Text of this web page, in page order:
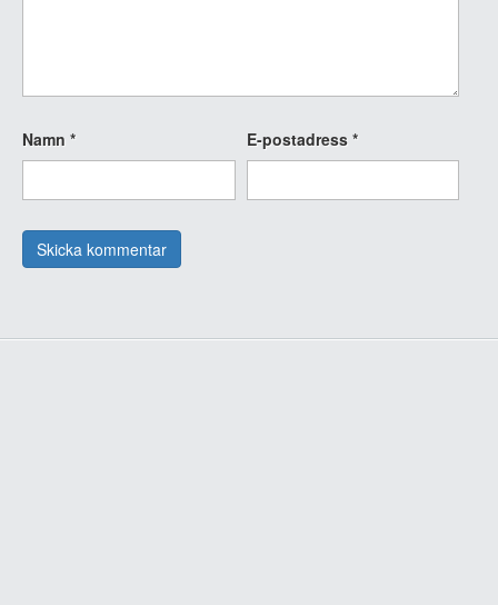
Namn * E-postadress *